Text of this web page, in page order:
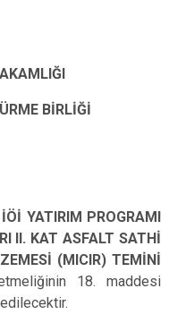
BİRLİĞİ
YATIRIM PROGRAMI
II. KAT ASFALT SATHİ
(MICIR) TEMİNİ
18. maddesi